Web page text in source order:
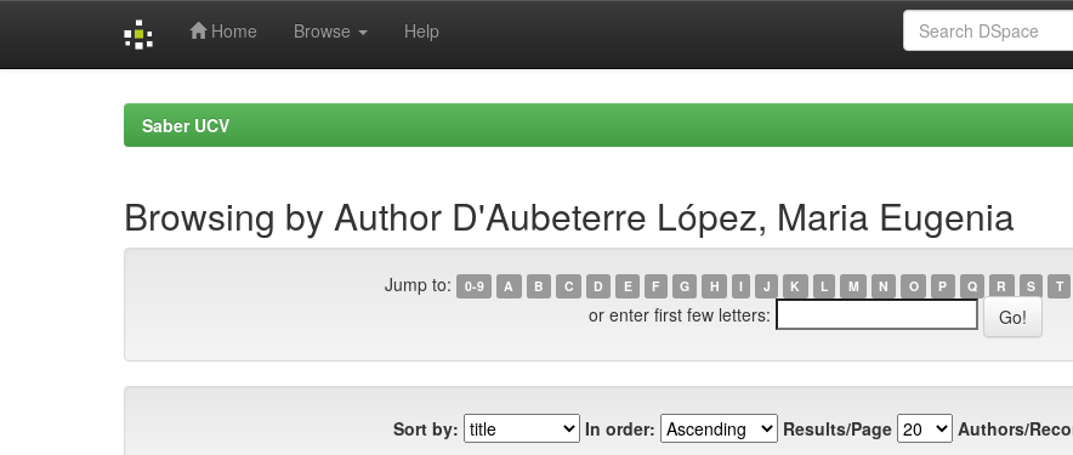
Home Browse Help
Saber UCV
Browsing by Author D'Aubeterre López, Maria Eugenia
Jump to: 0-9 A B C D E F G H I J K L M N O P Q R S T
or enter first few letters:
Sort by: In order: Results/Page Authors/